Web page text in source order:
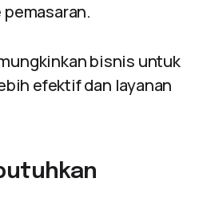
bisnis untuk
efektif dan layanan